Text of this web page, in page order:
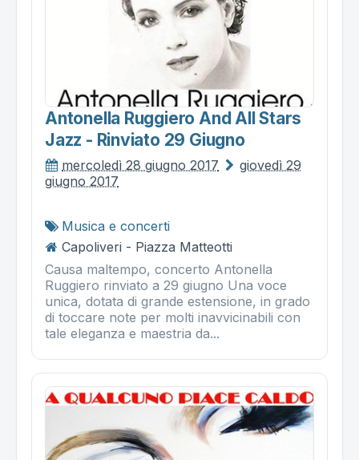
Antonella Ruggiero And All Stars
Jazz - Rinviato 29 Giugno
mercoledì 28 giugno 2017
giovedì 29
giugno 2017
Musica e concerti
Capoliveri - Piazza Matteotti
Causa maltempo, concerto Antonella
Ruggiero rinviato a 29 giugno Una voce
unica, dotata di grande estensione, in grado
di toccare note per molti inavvicinabili con
tale eleganza e maestria da...